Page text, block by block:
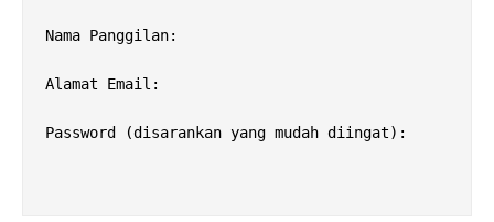
Password (disarankan yang mudah diingat):